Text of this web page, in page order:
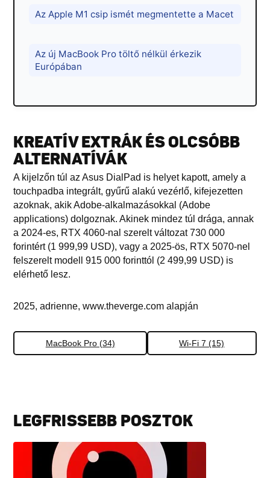
Az Apple M1 csip ismét megmentette a Macet
Az új MacBook Pro töltő nélkül érkezik
Európában
KREATÍV EXTRÁK ÉS OLCSÓBB
ALTERNATÍVÁK
A kijelzőn túl az Asus DialPad is helyet kapott, amely a
touchpadba integrált, gyűrű alakú vezérlő, kifejezetten
azoknak, akik Adobe-alkalmazásokkal (Adobe
applications) dolgoznak. Akinek mindez túl drága, annak
a 2024-es, RTX 4060-nal szerelt változat 730 000
forintért (1 999,99 USD), vagy a 2025-ös, RTX 5070-nel
felszerelt modell 915 000 forinttól (2 499,99 USD) is
elérhető lesz.
2025, adrienne, www.theverge.com alapján
MacBook Pro (34) Wi-Fi 7 (15)
LEGFRISSEBB POSZTOK